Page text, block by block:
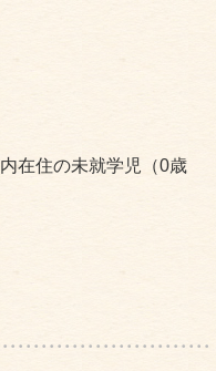
在住の未就学児（0歳